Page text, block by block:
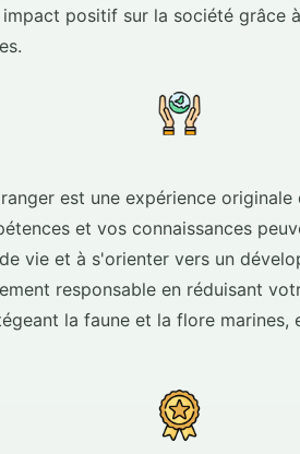
positif sur la société grâce
est une expérience
et vos connaissances
vie et à s'orienter vers un
responsable en réduisant
la faune et la flore marines,